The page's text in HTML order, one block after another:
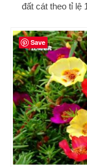
đất cát theo tỉ lệ
Save